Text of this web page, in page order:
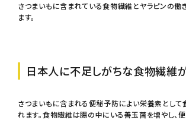
プライバシーポリシー
特定商取引法について
さつまいもに含まれている食物繊維とヤラピンの働
ます。
日本人に不足しがちな食物繊維
さつまいもに含まれる便秘予防によい栄養素とし
れます。食物繊維は腸の中にいる善玉菌を増やし、